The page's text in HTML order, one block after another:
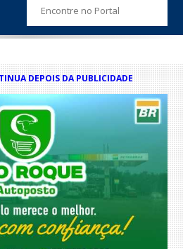
DEPOIS DA PUBLICIDADE